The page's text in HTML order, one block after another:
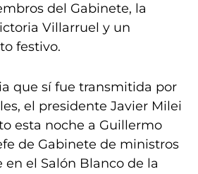
del Gabinete, la
Villarruel y un
festivo.
que sí fue transmitida por
el presidente Javier Milei
esta noche a Guillermo
de Gabinete de ministros
en el Salón Blanco de la